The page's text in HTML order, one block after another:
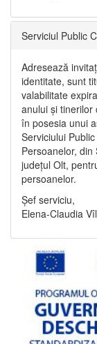
Serviciul Public
Adresează
identitate, sunt
valabilitate
anului și
în posesia unui
Serviciului
Persoanelor,
județul Olt,
persoanelor.
Șef serviciu,
Elena-Claudia